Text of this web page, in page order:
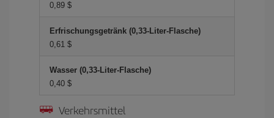
0,89 $
Erfrischungsgetränk (0,33-Liter-Flasche)
0,61 $
Wasser (0,33-Liter-Flasche)
0,40 $
Verkehrsmittel